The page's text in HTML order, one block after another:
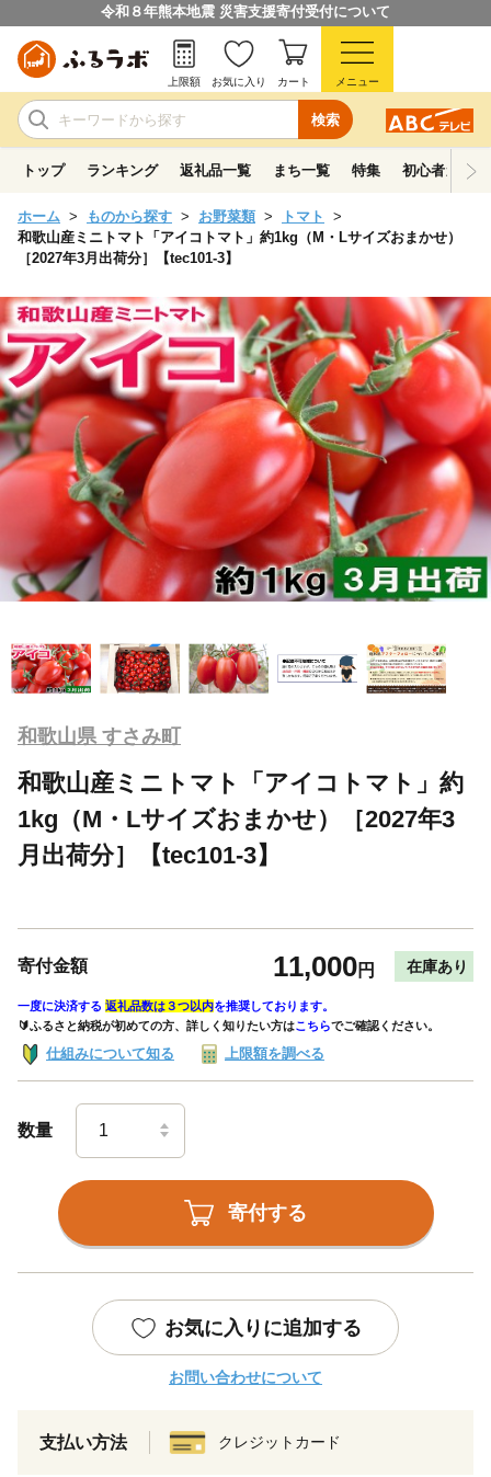
令和８年熊本地震 災害支援寄付受付について
検索
上限額 お気に入り カート メニュー
トップ ランキング 返礼品一覧 まち一覧 特集 初心者ガイド
ホーム ものから探す お野菜類
トマト
和歌山産ミニトマト「アイコトマト」約1kg（M・Lサイズおまかせ）
［2027年3月出荷分］【tec101-3】
和歌山県 すさみ町
和歌山産ミニトマト「アイコトマト」約
1kg（M・Lサイズおまかせ）［2027年3
月出荷分］【tec101-3】
寄付金額 11,000円 在庫あり
一度に決済する 返礼品数は３つ以内を推奨しております。
🔰ふるさと納税が初めての方、詳しく知りたい方はこちらでご確認ください。
仕組みについて知る 上限額を調べる
数量
寄付する
お気に入りに追加する
お問い合わせについて
支払い方法 クレジットカード